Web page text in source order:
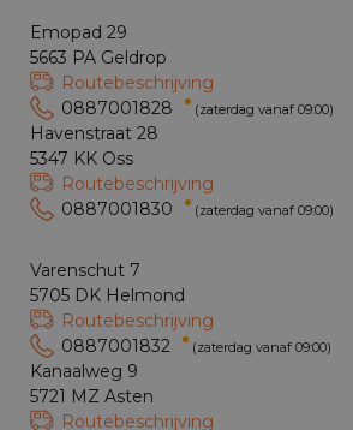
Emopad 29
5663 PA Geldrop
Routebeschrijving
0887001828
(zaterdag vanaf 09:00)
Havenstraat 28
5347 KK Oss
Routebeschrijving
0887001830
(zaterdag vanaf 09:00)
Varenschut 7
5705 DK Helmond
Routebeschrijving
0887001832
(zaterdag vanaf 09:00)
Kanaalweg 9
5721 MZ Asten
Routebeschrijving